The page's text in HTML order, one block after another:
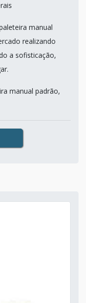
manual
realizando
a sofisticação,
manual padrão,